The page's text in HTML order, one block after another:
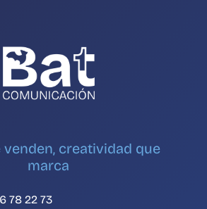
venden, creatividad que
marca
78 22 73